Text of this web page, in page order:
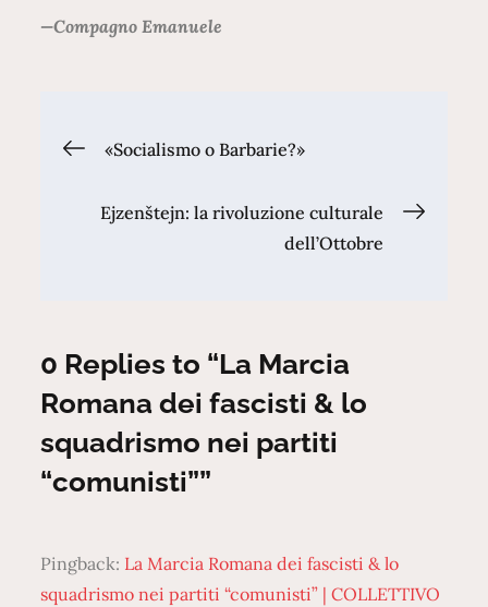
—Compagno Emanuele
Navigazione
articoli
«Socialismo o Barbarie?»
Ejzenštejn: la rivoluzione culturale
dell’Ottobre
0 Replies to “La Marcia
Romana dei fascisti & lo
squadrismo nei partiti
“comunisti””
Pingback: La Marcia Romana dei fascisti & lo
squadrismo nei partiti “comunisti” | COLLETTIVO